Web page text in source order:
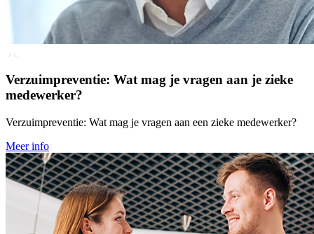
Verzuimpreventie: Wat mag je vragen aan je zieke
medewerker?
Verzuimpreventie: Wat mag je vragen aan een zieke medewerker?
Meer info